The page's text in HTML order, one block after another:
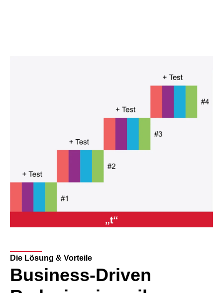
Die Lösung & Vorteile
Business-Driven